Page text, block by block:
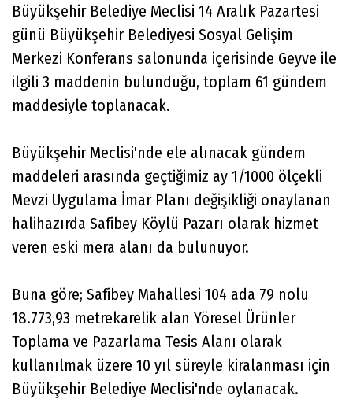
Büyükşehir Belediye Meclisi 14 Aralık Pazartesi
günü Büyükşehir Belediyesi Sosyal Gelişim
Merkezi Konferans salonunda içerisinde Geyve ile
ilgili 3 maddenin bulunduğu, toplam 61 gündem
maddesiyle toplanacak.
Büyükşehir Meclisi'nde ele alınacak gündem
maddeleri arasında geçtiğimiz ay 1/1000 ölçekli
Mevzi Uygulama İmar Planı değişikliği onaylanan
halihazırda Safibey Köylü Pazarı olarak hizmet
veren eski mera alanı da bulunuyor.
Buna göre; Safibey Mahallesi 104 ada 79 nolu
18.773,93 metrekarelik alan Yöresel Ürünler
Toplama ve Pazarlama Tesis Alanı olarak
kullanılmak üzere 10 yıl süreyle kiralanması için
Büyükşehir Belediye Meclisi'nde oylanacak.